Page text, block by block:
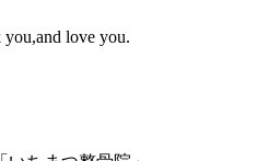
you,and love you.